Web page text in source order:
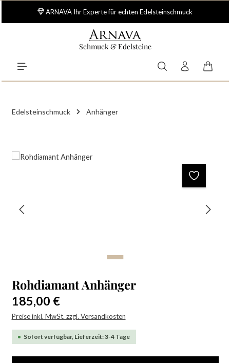
Zum Hauptinhalt springen
ARNAVA Ihr Experte für echten Edelsteinschmuck
Schmuck & Edelsteine
Edelsteinschmuck Anhänger
Bildergalerie überspringen
Rohdiamant Anhänger
Regulärer Preis:
185,00 €
Preise inkl. MwSt. zzgl. Versandkosten
Sofort verfügbar, Lieferzeit: 3-4 Tage